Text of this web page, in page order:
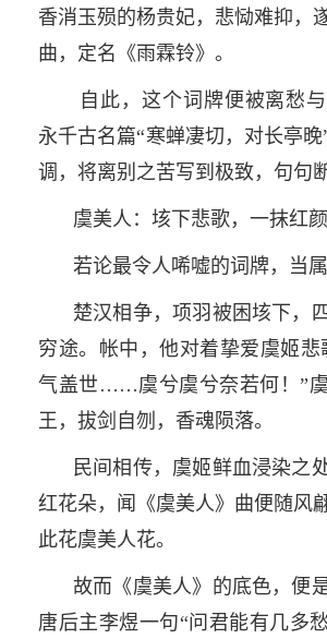
香消玉殒的杨贵妃，悲恸难抑，
曲，定名《雨霖铃》。
自此，这个词牌便被离愁
永千古名篇“寒蝉凄切，对长亭
调，将离别之苦写到极致，句句
虞美人：垓下悲歌，一抹红
若论最令人唏嘘的词牌，当属
楚汉相争，项羽被困垓下，
穷途。帐中，他对着挚爱虞姬悲
气盖世……虞兮虞兮奈若何！”
王，拔剑自刎，香魂陨落。
民间相传，虞姬鲜血浸染之
红花朵，闻《虞美人》曲便随风
此花虞美人花。
故而《虞美人》的底色，便
唐后主李煜一句“问君能有几多